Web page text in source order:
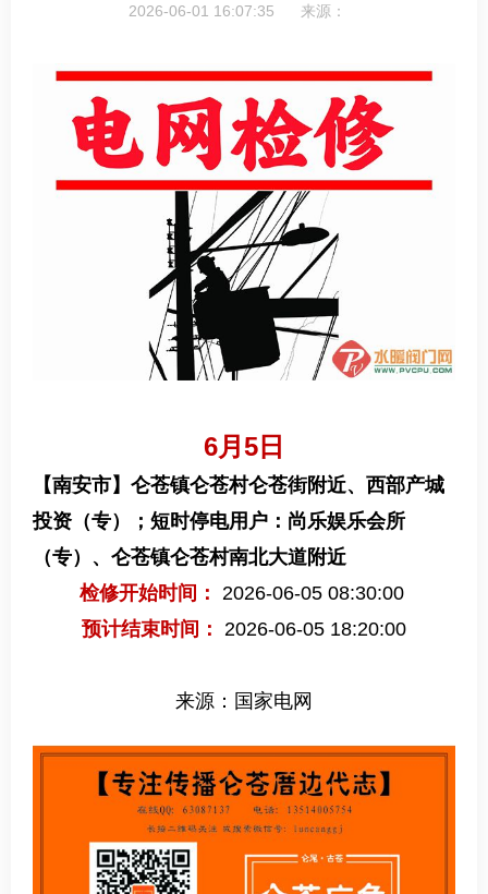
2026-06-01 16:07:35 来源：
6月5日
【南安市】 仑苍镇仑苍村仑苍街附近、西部产城
投资（专）；短时停电用户：尚乐娱乐会所
（专）、仑苍镇仑苍村南北大道附近
检修开始时间： 2026-06-05 08:30:00
预计结束时间： 2026-06-05 18:20:00
来源：国家电网